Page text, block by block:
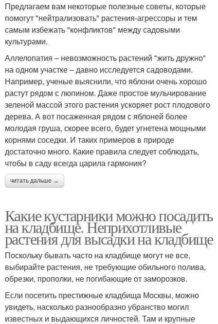
Предлагаем вам некоторые полезные советы, которые
помогут "нейтрализовать" растения-агрессоры и тем
самым избежать "конфликтов" между садовыми
культурами.
Аллелопатия – невозможность растений "жить дружно"
на одном участке – давно исследуется садоводами.
Например, ученые выяснили, что яблони очень хорошо
растут рядом с люпином. Даже простое мульчирование
зеленой массой этого растения ускоряет рост плодового
дерева. А вот посаженная рядом с яблоней более
молодая груша, скорее всего, будет угнетена мощными
корнями соседки. И таких примеров в природе
достаточно много. Какие правила следует соблюдать,
чтобы в саду всегда царила гармония?
читать дальше →
Какие кустарники можно посадить
на кладбище. Неприхотливые
растения для высадки на кладбище
Поскольку бывать часто на кладбище могут не все,
выбирайте растения, не требующие обильного полива,
обрезки, прополки, не погибающие от заморозков.
Если посетить престижные кладбища Москвы, можно
увидеть, насколько разнообразно убранство могил
известных и выдающихся личностей. Там и крупные